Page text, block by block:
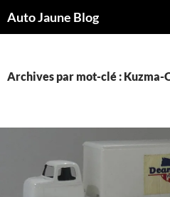
Auto Jaune Blog
Archives par mot-clé : Kuzma-